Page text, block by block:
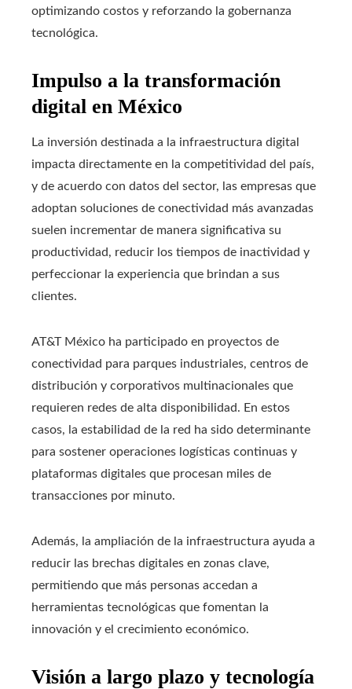
optimizando costos y reforzando la gobernanza
tecnológica.
Impulso a la transformación
digital en México
La inversión destinada a la infraestructura digital
impacta directamente en la competitividad del país,
y de acuerdo con datos del sector, las empresas que
adoptan soluciones de conectividad más avanzadas
suelen incrementar de manera significativa su
productividad, reducir los tiempos de inactividad y
perfeccionar la experiencia que brindan a sus
clientes.
AT&T México ha participado en proyectos de
conectividad para parques industriales, centros de
distribución y corporativos multinacionales que
requieren redes de alta disponibilidad. En estos
casos, la estabilidad de la red ha sido determinante
para sostener operaciones logísticas continuas y
plataformas digitales que procesan miles de
transacciones por minuto.
Además, la ampliación de la infraestructura ayuda a
reducir las brechas digitales en zonas clave,
permitiendo que más personas accedan a
herramientas tecnológicas que fomentan la
innovación y el crecimiento económico.
Visión a largo plazo y tecnología